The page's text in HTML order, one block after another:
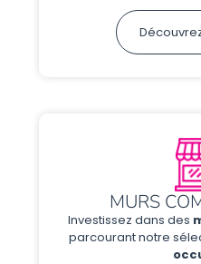
MURS
Investissez dans des
parcourant notre